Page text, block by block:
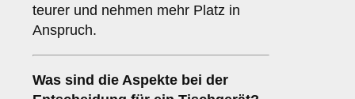
teurer und nehmen mehr Platz in
Anspruch.
Was sind die Aspekte bei der